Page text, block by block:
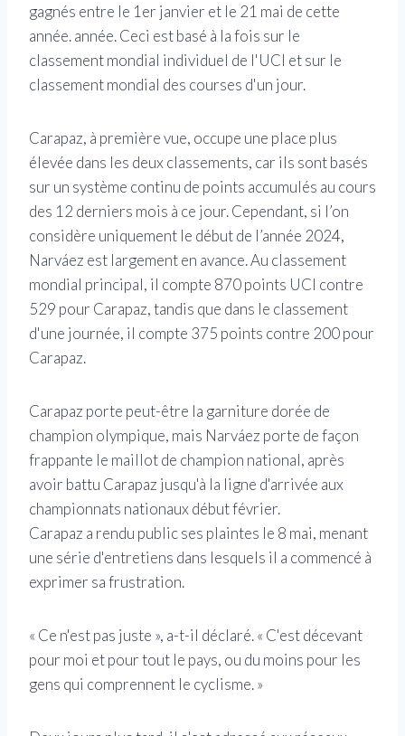
gagnés entre le 1er janvier et le 21 mai de cette
année. année. Ceci est basé à la fois sur le
classement mondial individuel de l'UCI et sur le
classement mondial des courses d'un jour.
Carapaz, à première vue, occupe une place plus
élevée dans les deux classements, car ils sont basés
sur un système continu de points accumulés au cours
des 12 derniers mois à ce jour. Cependant, si l’on
considère uniquement le début de l’année 2024,
Narváez est largement en avance. Au classement
mondial principal, il compte 870 points UCI contre
529 pour Carapaz, tandis que dans le classement
d'une journée, il compte 375 points contre 200 pour
Carapaz.
Carapaz porte peut-être la garniture dorée de
champion olympique, mais Narváez porte de façon
frappante le maillot de champion national, après
avoir battu Carapaz jusqu'à la ligne d'arrivée aux
championnats nationaux début février.
Carapaz a rendu public ses plaintes le 8 mai, menant
une série d'entretiens dans lesquels il a commencé à
exprimer sa frustration.
« Ce n'est pas juste », a-t-il déclaré. « C'est décevant
pour moi et pour tout le pays, ou du moins pour les
gens qui comprennent le cyclisme. »